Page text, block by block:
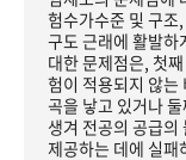
험수가수준 및 구조
구도 근래에 활발하
대한 문제점은, 첫
험이 적용되지 않는
곡을 낳고 있거나
생겨 전공의 공급
제공하는 데에 실패